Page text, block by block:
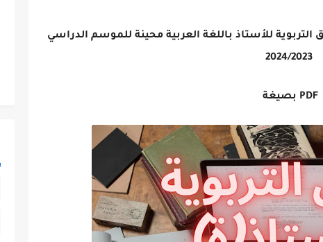
للأستاذ باللغة العربية محينة للموسم الدراسي
2024/2023
PDF بصيغة